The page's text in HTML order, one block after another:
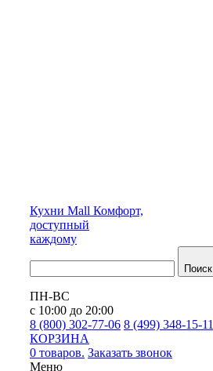
Кухни Mall Комфорт,
доступный
каждому
Поиск
ПН-ВС
с 10:00 до 20:00
8 (800) 302-77-06 8 (499) 348-15-11
КОРЗИНА
0 товаров. Заказать звонок
Меню